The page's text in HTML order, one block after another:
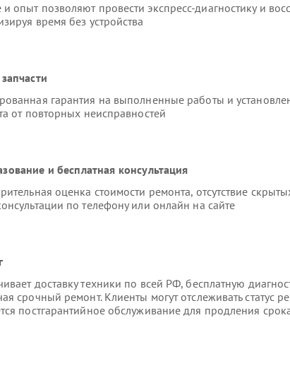
опыт позволяют провести экспресс-диагностику и
время без устройства
гарантия на выполненные работы и
от повторных неисправностей
и бесплатная консультация
оценка стоимости ремонта, отсутствие
по телефону или онлайн на сайте
доставку техники по всей РФ, бесплатную
срочный ремонт. Клиенты могут отслеживать статус
постгарантийное обслуживание для продления